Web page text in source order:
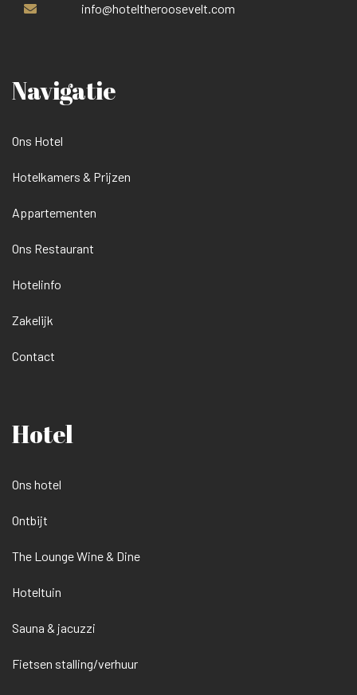
info@hoteltheroosevelt.com
Navigatie
Ons Hotel
Hotelkamers & Prijzen
Appartementen
Ons Restaurant
Hotelinfo
Zakelijk
Contact
Hotel
Ons hotel
Ontbijt
The Lounge Wine & Dine
Hoteltuin
Sauna & jacuzzi
Fietsen stalling/verhuur